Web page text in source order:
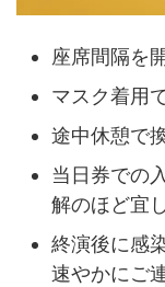
座席間隔を
マスク着用
途中休憩で
当日券での
解のほど宜
終演後に感
速やかにご